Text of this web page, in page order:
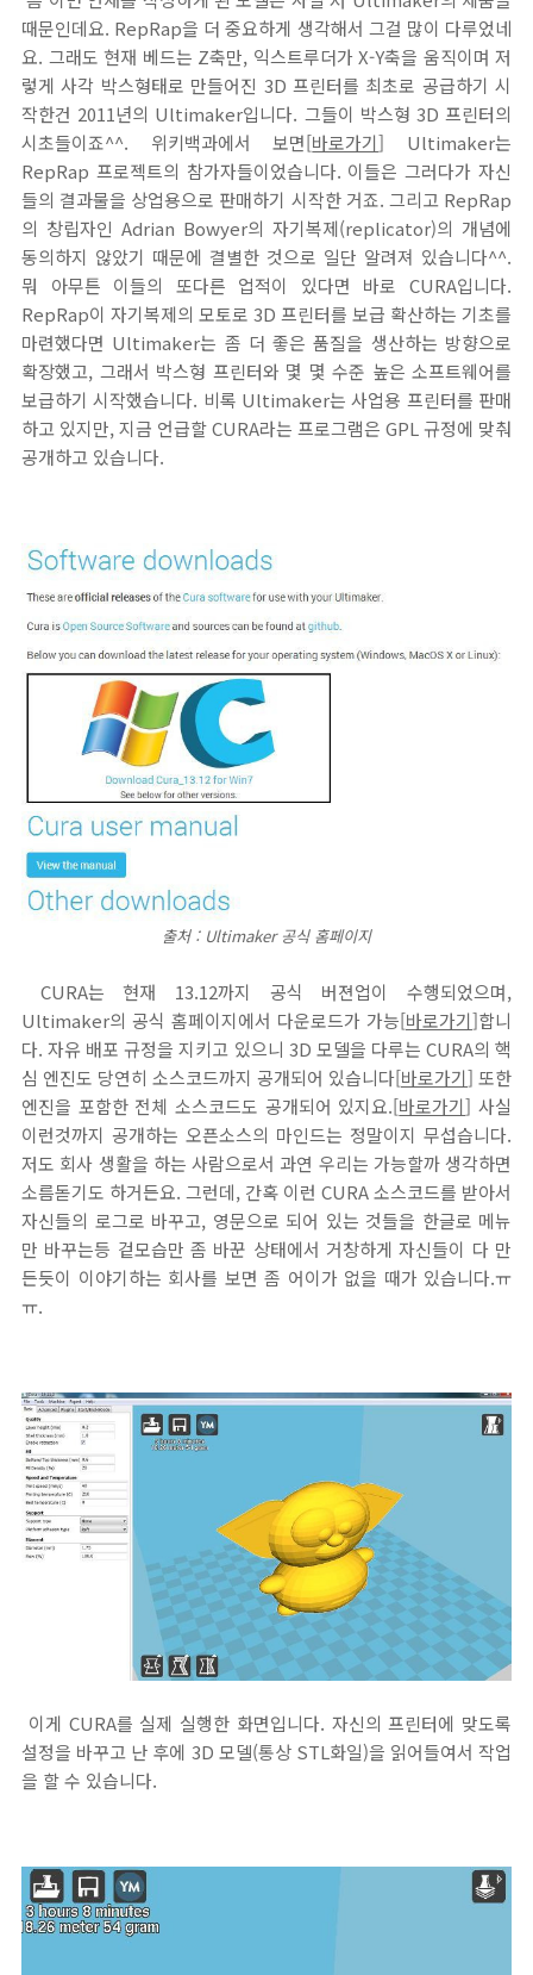
때문인데요. RepRap을 더 중요하게 생각해서 그걸 많이 다루었네
요. 그래도 현재 베드는 Z축만, 익스트루더가 X-Y축을 움직이며 저
렇게 사각 박스형태로 만들어진 3D 프린터를 최초로 공급하기 시
작한건 2011년의 Ultimaker입니다. 그들이 박스형 3D 프린터의
시초들이죠^^. 위키백과에서 보면[바로가기] Ultimaker는
RepRap 프로젝트의 참가자들이었습니다. 이들은 그러다가 자신
들의 결과물을 상업용으로 판매하기 시작한 거죠. 그리고 RepRap
의 창립자인 Adrian Bowyer의 자기복제(replicator)의 개념에
동의하지 않았기 때문에 결별한 것으로 일단 알려져 있습니다^^.
뭐 아무튼 이들의 또다른 업적이 있다면 바로 CURA입니다.
RepRap이 자기복제의 모토로 3D 프린터를 보급 확산하는 기초를
마련했다면 Ultimaker는 좀 더 좋은 품질을 생산하는 방향으로
확장했고, 그래서 박스형 프린터와 몇 몇 수준 높은 소프트웨어를
보급하기 시작했습니다. 비록 Ultimaker는 사업용 프린터를 판매
하고 있지만, 지금 언급할 CURA라는 프로그램은 GPL 규정에 맞춰
공개하고 있습니다.
출처 : Ultimaker 공식 홈페이지
CURA는 현재 13.12까지 공식 버젼업이 수행되었으며,
Ultimaker의 공식 홈페이지에서 다운로드가 가능[바로가기]합니
다. 자유 배포 규정을 지키고 있으니 3D 모델을 다루는 CURA의 핵
심 엔진도 당연히 소스코드까지 공개되어 있습니다[바로가기] 또한
엔진을 포함한 전체 소스코드도 공개되어 있지요.[바로가기] 사실
이런것까지 공개하는 오픈소스의 마인드는 정말이지 무섭습니다.
저도 회사 생활을 하는 사람으로서 과연 우리는 가능할까 생각하면
소름돋기도 하거든요. 그런데, 간혹 이런 CURA 소스코드를 받아서
자신들의 로그로 바꾸고, 영문으로 되어 있는 것들을 한글로 메뉴
만 바꾸는등 겉모습만 좀 바꾼 상태에서 거창하게 자신들이 다 만
든듯이 이야기하는 회사를 보면 좀 어이가 없을 때가 있습니다.ㅠ
ㅠ.
이게 CURA를 실제 실행한 화면입니다. 자신의 프린터에 맞도록
설정을 바꾸고 난 후에 3D 모델(통상 STL화일)을 읽어들여서 작업
을 할 수 있습니다.